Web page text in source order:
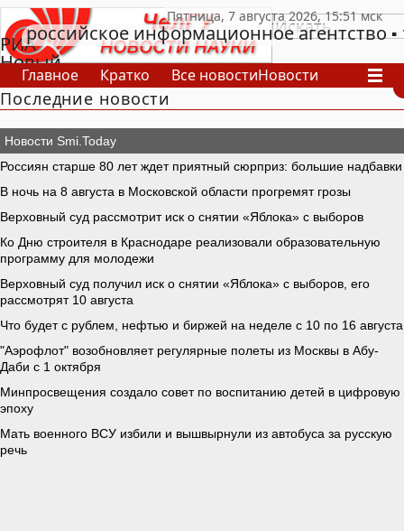
РИА
Новый
День
российское информационное агентство
Главное Кратко Все новостиНовости
В России
В мире
СпецпроектыПроекты Архив
Последние новости